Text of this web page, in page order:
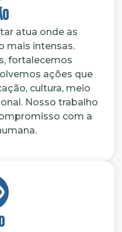
atua onde as
mais intensas.
fortalecemos
ações que
cultura, meio
Nosso trabalho
com a